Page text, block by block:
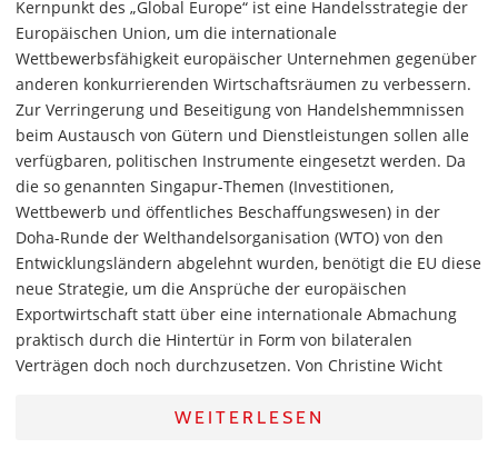
Kernpunkt des „Global Europe“ ist eine Handelsstrategie der
Europäischen Union, um die internationale
Wettbewerbsfähigkeit europäischer Unternehmen gegenüber
anderen konkurrierenden Wirtschaftsräumen zu verbessern.
Zur Verringerung und Beseitigung von Handelshemmnissen
beim Austausch von Gütern und Dienstleistungen sollen alle
verfügbaren, politischen Instrumente eingesetzt werden. Da
die so genannten Singapur-Themen (Investitionen,
Wettbewerb und öffentliches Beschaffungswesen) in der
Doha-Runde der Welthandelsorganisation (WTO) von den
Entwicklungsländern abgelehnt wurden, benötigt die EU diese
neue Strategie, um die Ansprüche der europäischen
Exportwirtschaft statt über eine internationale Abmachung
praktisch durch die Hintertür in Form von bilateralen
Verträgen doch noch durchzusetzen. Von Christine Wicht
WEITERLESEN